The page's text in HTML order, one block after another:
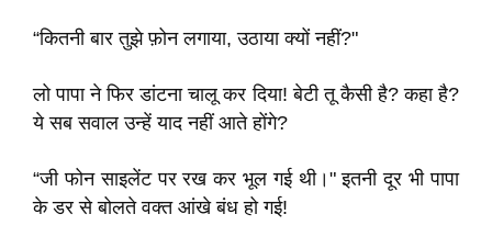
“कितनी बार तुझे फ़ोन लगाया, उठाया क्यों नहीं?"
लो पापा ने फिर डांटना चालू कर दिया! बेटी तू कैसी है? कहा है?
ये सब सवाल उन्हें याद नहीं आते होंगे?
“जी फोन साइलेंट पर रख कर भूल गई थी।" इतनी दूर भी पापा
के डर से बोलते वक्त आंखे बंध हो गई!